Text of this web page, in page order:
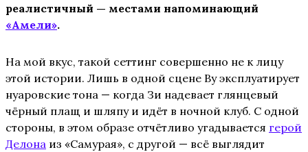
реалистичный — местами напоминающий
«Амели».
На мой вкус, такой сеттинг совершенно не к лицу
этой истории. Лишь в одной сцене Ву эксплуатирует
нуаровские тона — когда Зи надевает глянцевый
чёрный плащ и шляпу и идёт в ночной клуб. С одной
стороны, в этом образе отчётливо угадывается герой
Делона из «Самурая», с другой — всё выглядит